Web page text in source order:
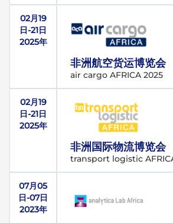
02月19
日-21日
2025年
非洲航空货运博览会
air cargo AFRICA 2025
02月19
日-21日
2025年
非洲国际物流博览会
transport logistic
07月05
日-07日
2023年